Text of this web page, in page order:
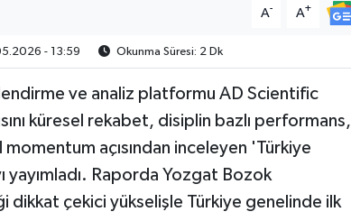
A- A+
- 13:59 Okunma Süresi: 2 Dk
ve analiz platformu AD Scientific
küresel rekabet, disiplin bazlı performans,
açısından inceleyen 'Türkiye
Raporda Yozgat Bozok
dikkat çekici yükselişle Türkiye genelinde ilk